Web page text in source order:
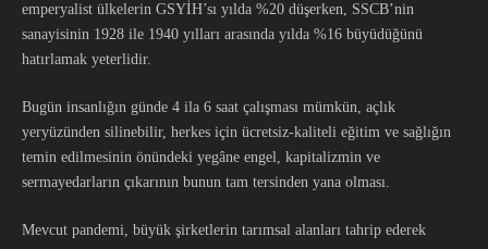
emperyalist ülkelerin GSYİH’sı yılda %20 düşerken, SSCB’nin
sanayisinin 1928 ile 1940 yılları arasında yılda %16 büyüdüğünü
hatırlamak yeterlidir.
Bugün insanlığın günde 4 ila 6 saat çalışması mümkün, açlık
yeryüzünden silinebilir, herkes için ücretsiz-kaliteli eğitim ve sağlığın
temin edilmesinin önündeki yegâne engel, kapitalizmin ve
sermayedarların çıkarının bunun tam tersinden yana olması.
Mevcut pandemi, büyük şirketlerin tarımsal alanları tahrip ederek